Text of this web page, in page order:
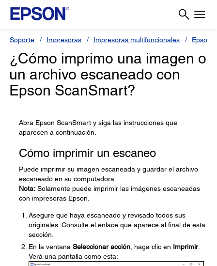
Soporte Impresoras Impresoras multifuncionales Epson
¿Cómo imprimo una imagen o
un archivo escaneado con
Epson ScanSmart?
Abra Epson ScanSmart y siga las instrucciones que
aparecen a continuación.
Cómo imprimir un escaneo
Puede imprimir su imagen escaneada y guardar el archivo
escaneado en su computadora.
Nota: Solamente puede imprimir las imágenes escaneadas
con impresoras Epson.
Asegure que haya escaneado y revisado todos sus
originales. Consulte el enlace que aparece al final de esta
sección.
En la ventana Seleccionar acción , haga clic en Imprimir.
Verá una pantalla como esta: